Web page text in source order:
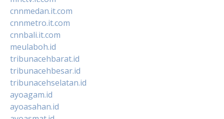
cnnmedan.it.com
cnnmetro.it.com
cnnbali.it.com
meulaboh.id
tribunacehbarat.id
tribunacehbesar.id
tribunacehselatan.id
ayoagam.id
ayoasahan.id